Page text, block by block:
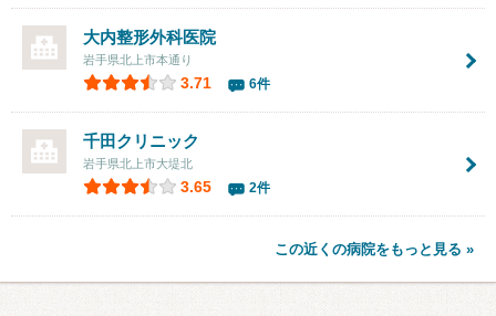
大内整形外科医院
岩手県北上市本通り
3.71 6件
千田クリニック
岩手県北上市大堤北
3.65 2件
この近くの病院をもっと見る »